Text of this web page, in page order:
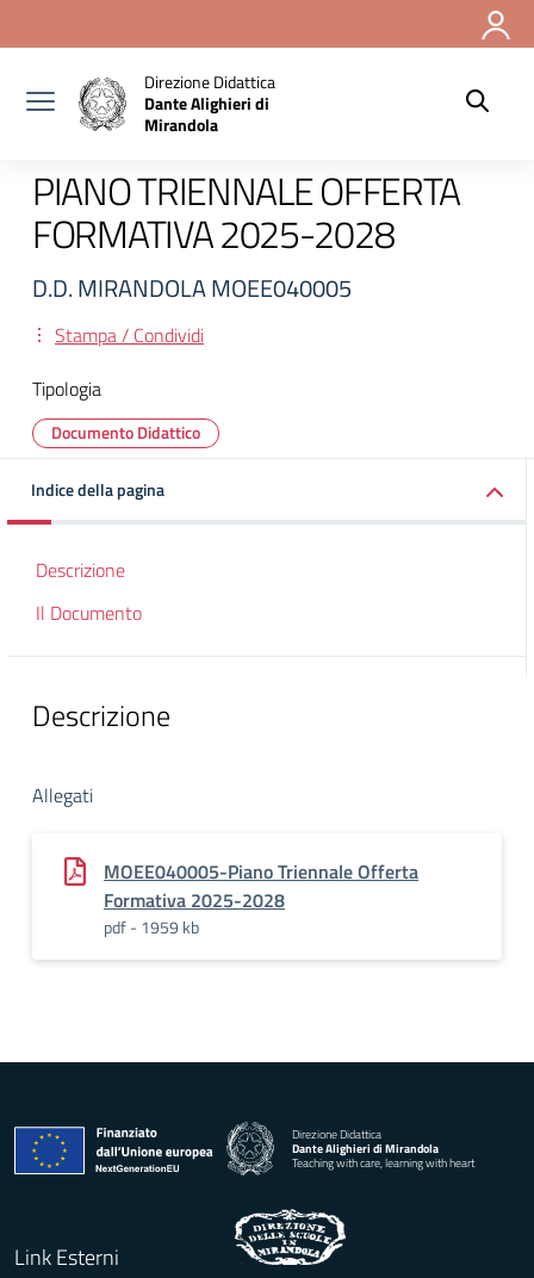
Direzione Didattica
Dante Alighieri di
Mirandola
PIANO TRIENNALE OFFERTA
FORMATIVA 2025-2028
D.D. MIRANDOLA MOEE040005
Stampa / Condividi
Tipologia
Documento Didattico
Indice della pagina
Descrizione
Il Documento
Descrizione
Allegati
MOEE040005-Piano Triennale Offerta
Formativa 2025-2028
pdf - 1959 kb
Direzione Didattica
Dante Alighieri di Mirandola
Teaching with care, learning with heart
Link Esterni